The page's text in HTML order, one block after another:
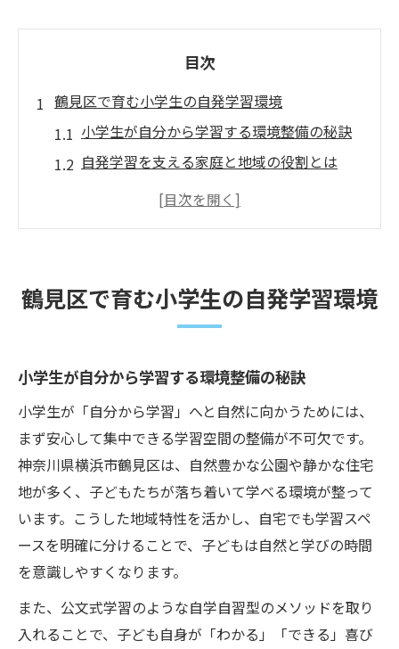
目次
鶴見区で育む小学生の自発学習環境
小学生が自分から学習する環境整備の秘訣
自発学習を支える家庭と地域の役割とは
学びを促す鶴見区の生活環境づくりの工夫
紹介
自然環境が小学生の自発学習に与える影響
自然体験が小学生の自発学習意欲を高める
理由
鶴見区の自然活用で自分から学習する子に
学びと遊びが融合する地域の工夫を知る
公文式を通じた自分から学ぶ力の育て方
小学生が自分から学習できる公文式の特徴
自発学習力を高める公文式学習の進め方
公文式で身につく自分から学ぶ習慣の秘密
鶴見区で育む小学生の自発学習環境
小学生が自分から学習する環境整備の秘訣
小学生が「自分から学習」へと自然に向かうためには、
まず安心して集中できる学習空間の整備が不可欠です。
神奈川県横浜市鶴見区は、自然豊かな公園や静かな住宅
地が多く、子どもたちが落ち着いて学べる環境が整って
います。こうした地域特性を活かし、自宅でも学習スペ
ースを明確に分けることで、子どもは自然と学びの時間
を意識しやすくなります。
また、公文式学習のような自学自習型のメソッドを取り
入れることで、子ども自身が「わかる」「できる」喜び